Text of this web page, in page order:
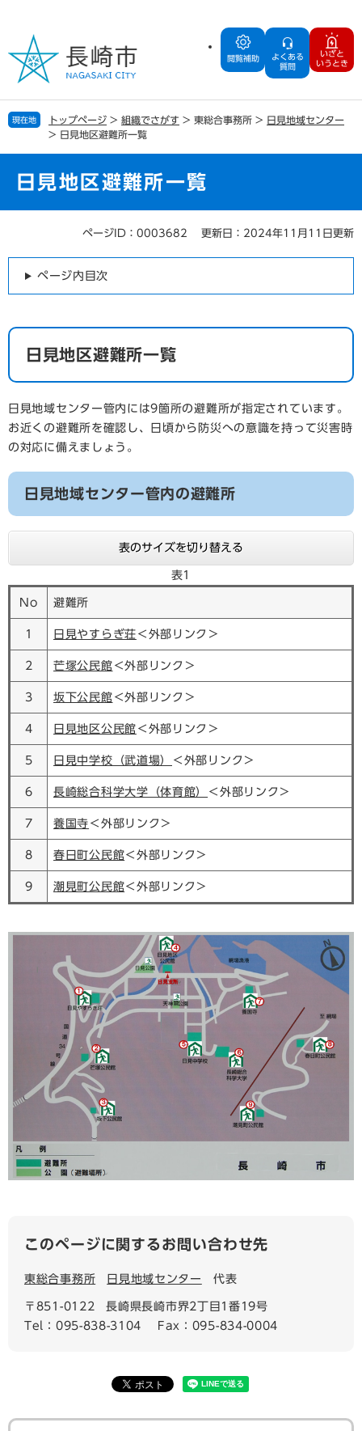
の
で
す
ー
ば
し
閲覧補助
よくある
質問
いざと
いうとき
現在地 トップページ > 組織でさがす > 東総合事務所 > 日見地域センター
> 日見地区避難所一覧
日見地区避難所一覧
ページID：0003682 更新日：2024年11月11日更新
ページ内目次
日見地区避難所一覧
日見地域センター管内には9箇所の避難所が指定されています。
お近くの避難所を確認し、日頃から防災への意識を持って災害時
の対応に備えましょう。
日見地域センター管内の避難所
表のサイズを切り替える
表1
No 避難所
1 日見やすらぎ荘 ＜外部リンク＞
2 芒塚公民館 ＜外部リンク＞
3 坂下公民館 ＜外部リンク＞
4 日見地区公民館 ＜外部リンク＞
5 日見中学校（武道場） ＜外部リンク＞
6 長崎総合科学大学（体育館） ＜外部リンク＞
7 養国寺 ＜外部リンク＞
8 春日町公民館＜外部リンク＞
9 潮見町公民館＜外部リンク＞
このページに関するお問い合わせ先
東総合事務所 日見地域センター 代表
〒851-0122
長崎県長崎市界2丁目1番19号
Tel：095-838-3104
Fax：095-834-0004